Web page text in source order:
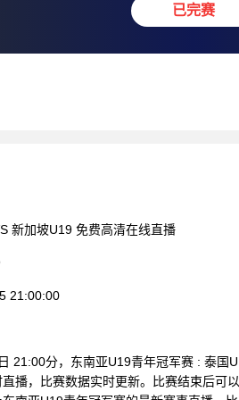
已完赛
新加坡U19 免费高清在线直播
21:00:00
21:00分，东南亚U19青年冠军赛 : 泰国
播，比赛数据实时更新。比赛结束后可